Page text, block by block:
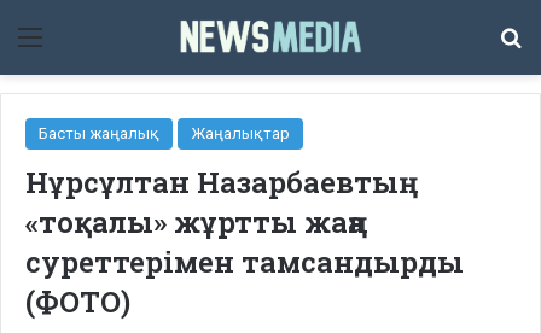
Мәзір
Басты жаңалық Жаңалықтар
Нұрсұлтан Назарбаевтың
«тоқалы» жұртты жаңа
суреттерімен тамсандырды
(ФОТО)